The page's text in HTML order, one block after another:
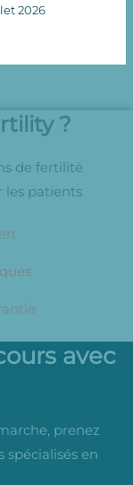
2026
?
de fertilité
les patients
avec
prenez
spécialisés en